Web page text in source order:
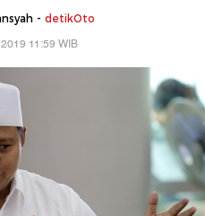
- detikOto
11:59 WIB